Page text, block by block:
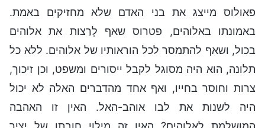
פאולוס מייצג את בני האדם שלא מחזיקים באמת.
באמונתו באלוהים, פטרוס שאף לְרַצות את אלוהים
בכול, ושאף להתמסר לכל הוראותיו של אלוהים. ללא כל
תלונה, הוא היה מסוגל לקבל ייסורים ומשפט, וכן זיכוך,
צרות וחוסר בחייו, ואף אחד מהדברים האלה לא יכול
היה לשנות את לבו אוהב-האל. האין זו האהבה